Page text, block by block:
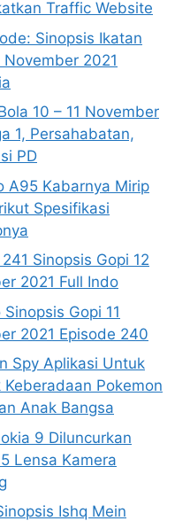
Traffic Website
Sinopsis Ikatan
November 2021
10 – 11 November
1, Persahabatan,
PD
A95 Kabarnya Mirip
Spesifikasi
Sinopsis Gopi 12
2021 Full Indo
Sinopsis Gopi 11
2021 Episode 240
Spy Aplikasi Untuk
Keberadaan Pokemon
Anak Bangsa
9 Diluncurkan
Lensa Kamera
Ishq Mein